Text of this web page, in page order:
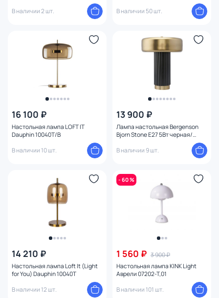
В наличии 2 шт.
В наличии 50 шт.
16 100 ₽
Настольная лампа LOFT IT
Dauphin 10040T/B
В наличии 10 шт.
13 900 ₽
Лампа настольная Bergenson
Bjorn Stone E27 5Вт черная/
В наличии 9 шт.
14 210 ₽
Настольная лампа Loft It (Light
for You) Dauphin 10040T
В наличии 12 шт.
- 60 %
1 560 ₽ 3 900 ₽
Настольная лампа KINK Light
Аврели 07202-T,01
В наличии 101 шт.